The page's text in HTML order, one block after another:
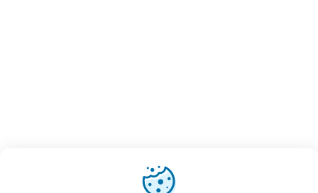
Vi använder cookies